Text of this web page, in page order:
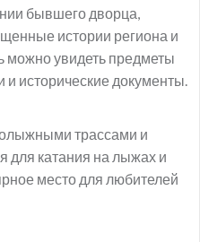
бывшего дворца,
истории региона и
можно увидеть предметы
исторические документы.
трассами и
для катания на лыжах и
место для любителей